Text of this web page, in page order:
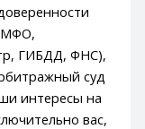
МФО,
ГИБДД, ФНС),
суд
интересы на
вас,